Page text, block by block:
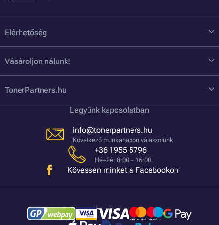
Elérhetőség
Vásároljon nálunk!
TonerPartners.hu
Legyünk kapcsolatban
info@tonerpartners.hu
Következő munkanapon válaszolunk
+36 1955 5796
Hé–Pé: 8:00 – 16:00
Kövessen minket a Facebookon